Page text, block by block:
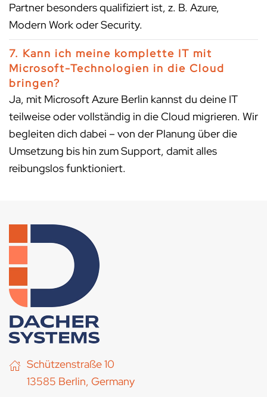
Partner besonders qualifiziert ist, z. B. Azure,
Modern Work oder Security.
7. Kann ich meine komplette IT mit
Microsoft-Technologien in die Cloud
bringen?
Ja, mit Microsoft Azure Berlin kannst du deine IT
teilweise oder vollständig in die Cloud migrieren. Wir
begleiten dich dabei – von der Planung über die
Umsetzung bis hin zum Support, damit alles
reibungslos funktioniert.
Schützenstraße 10
13585 Berlin, Germany